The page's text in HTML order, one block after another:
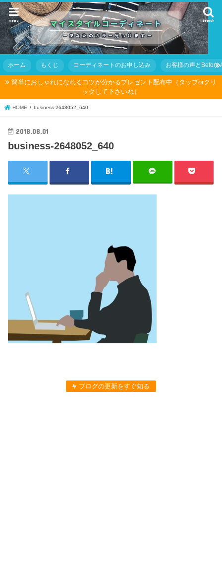
search
menu
ホーム もくじ コーディネートのお申し込み お客様の声とBefore
簡単におしゃれになれるコツが分かるプレゼント配布中（タップorクリ
ックして下さいね）
HOME business-2648052_640
2018.08.01
business-2648052_640
ブログの更新をすぐ知る